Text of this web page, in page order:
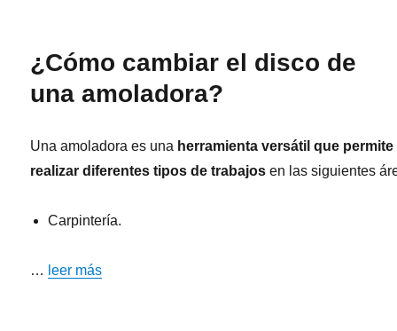
¿Cómo cambiar el disco de
una amoladora?
Una amoladora es una herramienta versátil que permite
realizar diferentes tipos de trabajos en las siguientes
Carpintería.
… leer más